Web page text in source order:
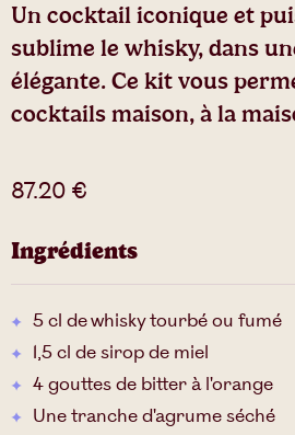
Un cocktail iconique et
sublime le whisky, dans
élégante. Ce kit vous
cocktails maison, à la
87.20€
Ingrédients
5 cl de whisky tourbé ou fumé
1,5 cl de sirop de miel
4 gouttes de bitter à l'orange
Une tranche d'agrume séché